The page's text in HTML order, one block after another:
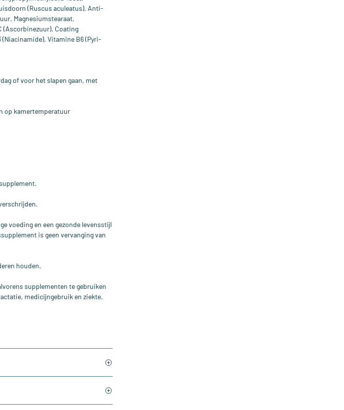
(Ruscus aculeatus), Anti-
Magnesiumstearaat,
Coating
Vitamine B6 (Pyri-
of voor het slapen gaan, met
op kamertemperatuur
voeding en een gezonde levensstijl
is geen vervanging van
houden.
supplementen te gebruiken
medicijngebruik en ziekte.